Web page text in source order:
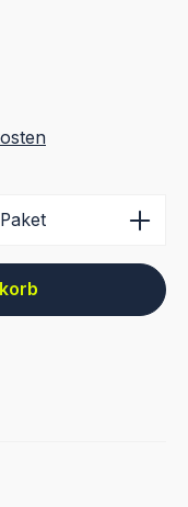
Wert ein
Paket